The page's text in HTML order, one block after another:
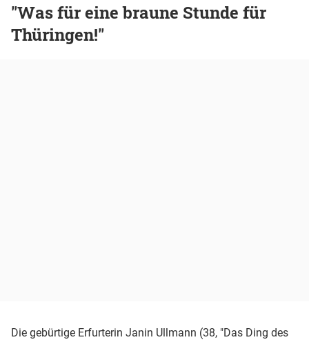
"Was für eine braune Stunde für
Thüringen!"
Die gebürtige Erfurterin Janin Ullmann (38, "Das Ding des